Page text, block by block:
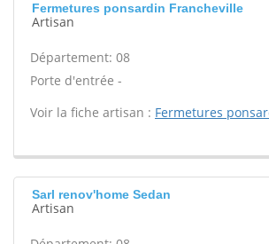
Fermetures ponsardin Francheville
Artisan
Département: 08
Porte d'entrée -
Voir la fiche artisan : Fermetures
Sarl renov'home Sedan
Artisan